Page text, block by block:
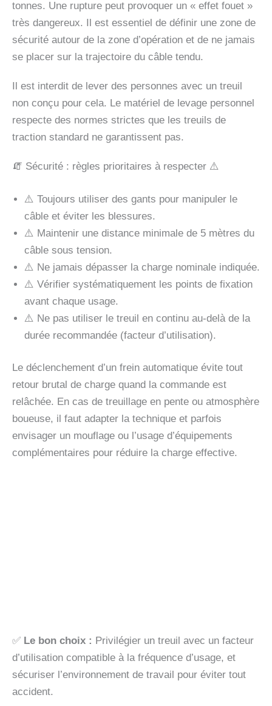
tonnes. Une rupture peut provoquer un « effet fouet »
très dangereux. Il est essentiel de définir une zone de
sécurité autour de la zone d’opération et de ne jamais
se placer sur la trajectoire du câble tendu.
Il est interdit de lever des personnes avec un treuil
non conçu pour cela. Le matériel de levage personnel
respecte des normes strictes que les treuils de
traction standard ne garantissent pas.
🧯 Sécurité : règles prioritaires à respecter ⚠️
⚠️ Toujours utiliser des gants pour manipuler le
câble et éviter les blessures.
⚠️ Maintenir une distance minimale de 5 mètres du
câble sous tension.
⚠️ Ne jamais dépasser la charge nominale indiquée.
⚠️ Vérifier systématiquement les points de fixation
avant chaque usage.
⚠️ Ne pas utiliser le treuil en continu au-delà de la
durée recommandée (facteur d’utilisation).
Le déclenchement d’un frein automatique évite tout
retour brutal de charge quand la commande est
relâchée. En cas de treuillage en pente ou atmosphère
boueuse, il faut adapter la technique et parfois
envisager un mouflage ou l’usage d’équipements
complémentaires pour réduire la charge effective.
✅ Le bon choix : Privilégier un treuil avec un facteur
d’utilisation compatible à la fréquence d’usage, et
sécuriser l’environnement de travail pour éviter tout
accident.